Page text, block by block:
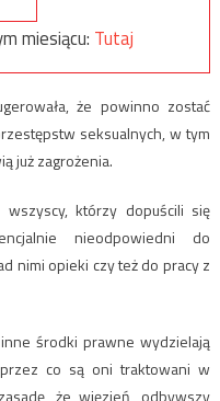
miesiącu: Tutaj
że powinno zostać
seksualnych, w tym
już zagrożenia.
którzy dopuścili się
nieodpowiedni do
nimi opieki czy też do pracy z
środki prawne wydzielają
co są oni traktowani w
że więzień, odbywszy